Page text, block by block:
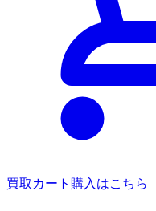
買取カート 購入はこちら